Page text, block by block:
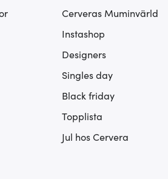
Cerveras Muminvärld
Instashop
Designers
Singles day
Black friday
Topplista
Jul hos Cervera